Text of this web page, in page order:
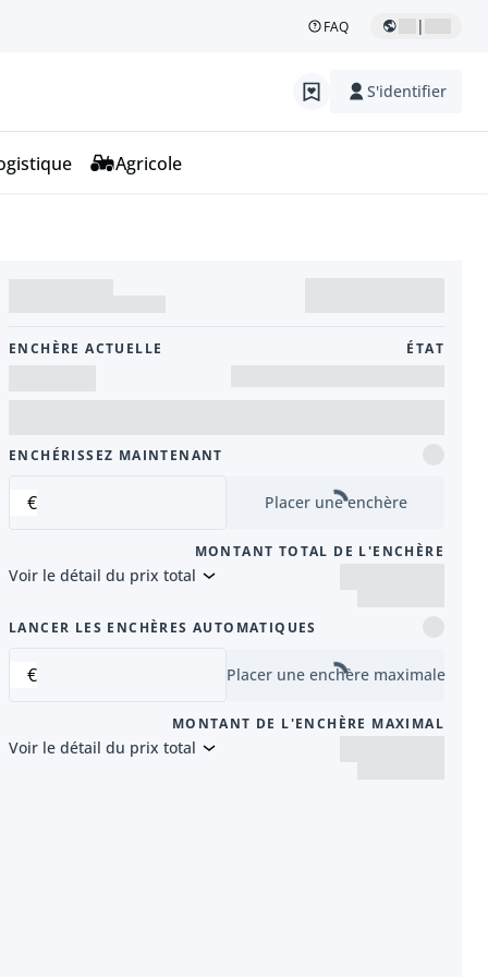
FAQ |
S'identifier
Agricole
ENCHÈRE ACTUELLE ÉTAT
ENCHÉRISSEZ MAINTENANT
€ Placer une enchère
MONTANT TOTAL DE L'ENCHÈRE
Voir le détail du prix total
LANCER LES ENCHÈRES AUTOMATIQUES
€ Placer une enchère maximale
MONTANT DE L'ENCHÈRE MAXIMAL
Voir le détail du prix total